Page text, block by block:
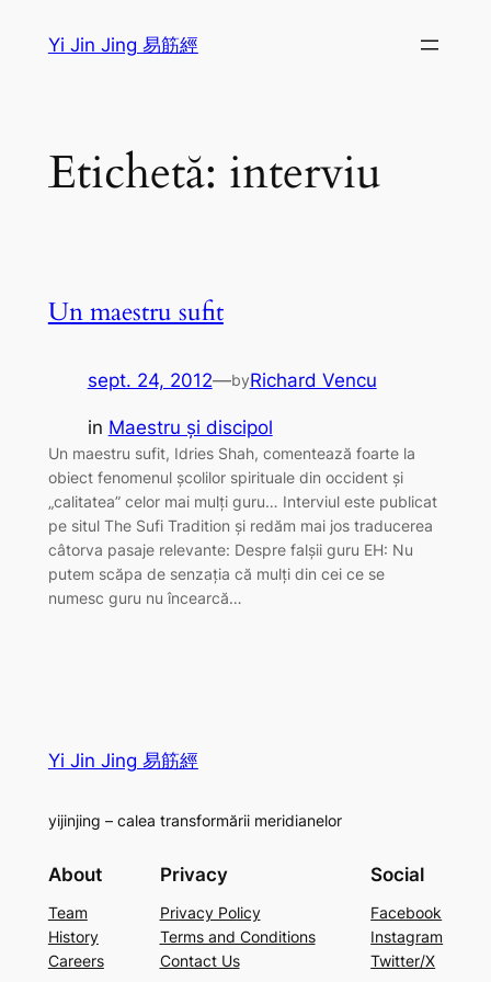
Yi Jin Jing 易筋經
Etichetă: interviu
Un maestru sufit
sept. 24, 2012—byRichard Vencu
in Maestru și discipol
Un maestru sufit, Idries Shah, comentează foarte la
obiect fenomenul școlilor spirituale din occident și
„calitatea” celor mai mulți guru… Interviul este publicat
pe situl The Sufi Tradition și redăm mai jos traducerea
câtorva pasaje relevante: Despre falșii guru EH: Nu
putem scăpa de senzația că mulți din cei ce se
numesc guru nu încearcă…
Yi Jin Jing 易筋經
yijinjing – calea transformării meridianelor
About
Team
History
Careers
Privacy
Privacy Policy
Terms and Conditions
Contact Us
Social
Facebook
Instagram
Twitter/X